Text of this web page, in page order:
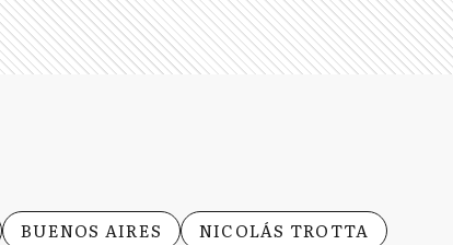
BUENOS AIRES NICOLÁS TROTTA